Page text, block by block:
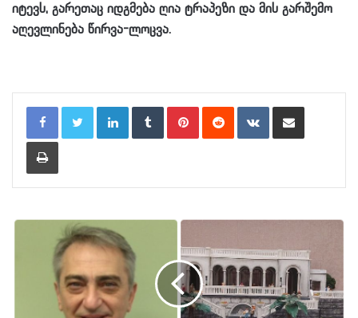
იტევს, გარეთაც იდგმება ღია ტრაპეზი და მის გარშემო
აღევლინება წირვა-ლოცვა.
LinkedInTumblr PinterestReddit VKontakteShare via Email
Print